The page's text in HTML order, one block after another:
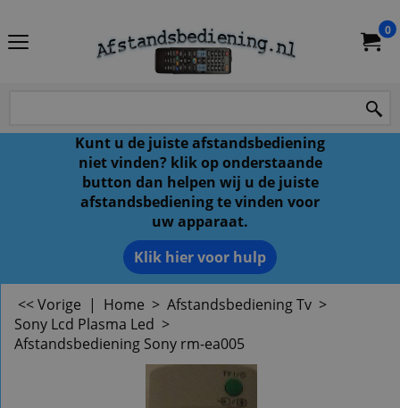
0
Kunt u de juiste afstandsbediening
niet vinden? klik op onderstaande
button dan helpen wij u de juiste
afstandsbediening te vinden voor
uw apparaat.
Klik hier voor hulp
<< Vorige | Home > Afstandsbediening Tv >
Sony Lcd Plasma Led >
Afstandsbediening Sony rm-ea005